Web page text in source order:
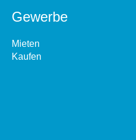
Gewerbe
Mieten
Kaufen